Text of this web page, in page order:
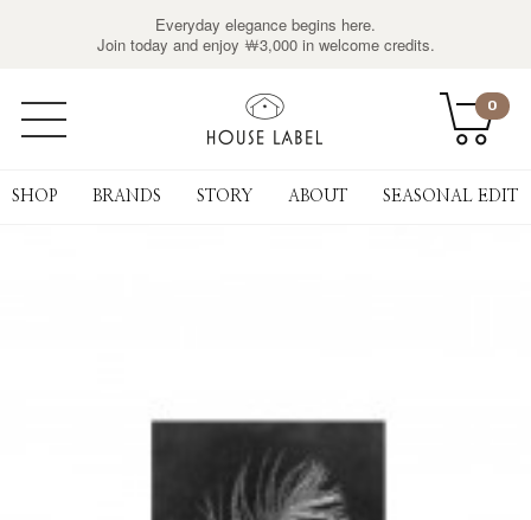
Everyday elegance begins here.
Join today and enjoy ￦3,000 in welcome credits.
0
SHOP BRANDS STORY ABOUT SEASONAL EDIT